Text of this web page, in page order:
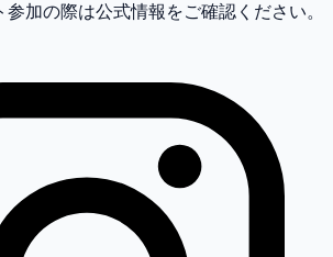
加の際は公式情報をご確認ください。